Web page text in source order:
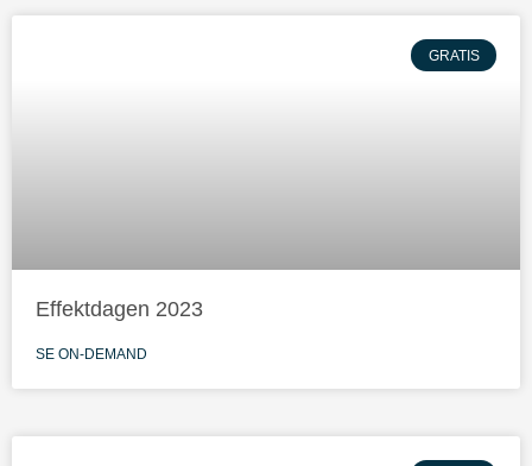
GRATIS
Effektdagen 2023
SE ON-DEMAND